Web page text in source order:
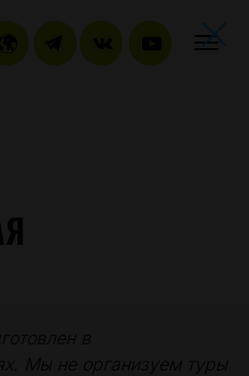
в
Мы не организуем туры